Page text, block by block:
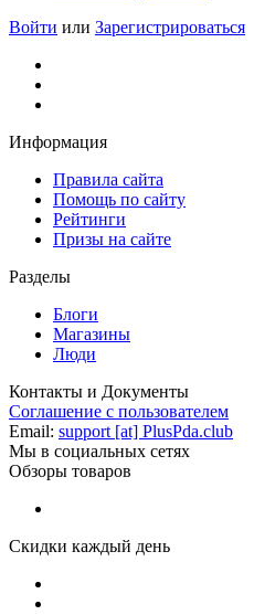
Войти или Зарегистрироваться
Информация
Правила сайта
Помощь по сайту
Рейтинги
Призы на сайте
Разделы
Блоги
Магазины
Люди
Контакты и Документы
Соглашение с пользователем
Email: support [at] PlusPda.club
Мы в социальных сетях
Обзоры товаров
Скидки каждый день